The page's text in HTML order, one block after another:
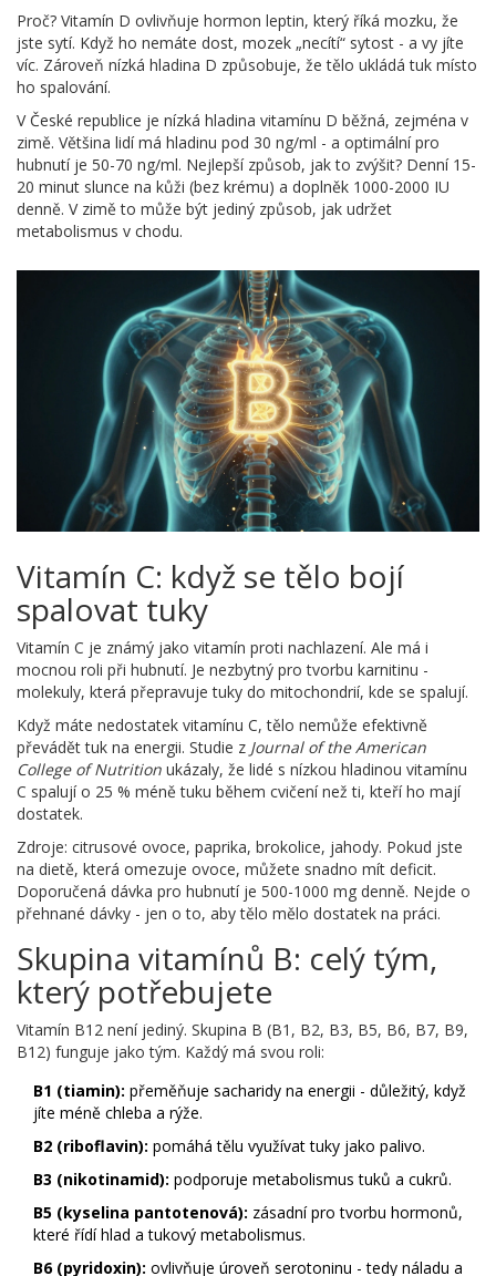
Proč? Vitamín D ovlivňuje hormon leptin, který říká mozku, že
jste sytí. Když ho nemáte dost, mozek „necítí“ sytost - a vy jíte
víc. Zároveň nízká hladina D způsobuje, že tělo ukládá tuk místo
ho spalování.
V České republice je nízká hladina vitamínu D běžná, zejména v
zimě. Většina lidí má hladinu pod 30 ng/ml - a optimální pro
hubnutí je 50-70 ng/ml. Nejlepší způsob, jak to zvýšit? Denní 15-
20 minut slunce na kůži (bez krému) a doplněk 1000-2000 IU
denně. V zimě to může být jediný způsob, jak udržet
metabolismus v chodu.
Vitamín C: když se tělo bojí
spalovat tuky
Vitamín C je známý jako vitamín proti nachlazení. Ale má i
mocnou roli při hubnutí. Je nezbytný pro tvorbu karnitinu -
molekuly, která přepravuje tuky do mitochondrií, kde se spalují.
Když máte nedostatek vitamínu C, tělo nemůže efektivně
převádět tuk na energii. Studie z Journal of the American
College of Nutrition ukázaly, že lidé s nízkou hladinou vitamínu
C spalují o 25 % méně tuku během cvičení než ti, kteří ho mají
dostatek.
Zdroje: citrusové ovoce, paprika, brokolice, jahody. Pokud jste
na dietě, která omezuje ovoce, můžete snadno mít deficit.
Doporučená dávka pro hubnutí je 500-1000 mg denně. Nejde o
přehnané dávky - jen o to, aby tělo mělo dostatek na práci.
Skupina vitamínů B: celý tým,
který potřebujete
Vitamín B12 není jediný. Skupina B (B1, B2, B3, B5, B6, B7, B9,
B12) funguje jako tým. Každý má svou roli:
B1 (tiamin): přeměňuje sacharidy na energii - důležitý, když
jíte méně chleba a rýže.
B2 (riboflavin): pomáhá tělu využívat tuky jako palivo.
B3 (nikotinamid): podporuje metabolismus tuků a cukrů.
B5 (kyselina pantotenová): zásadní pro tvorbu hormonů,
které řídí hlad a tukový metabolismus.
B6 (pyridoxin): ovlivňuje úroveň serotoninu - tedy náladu a